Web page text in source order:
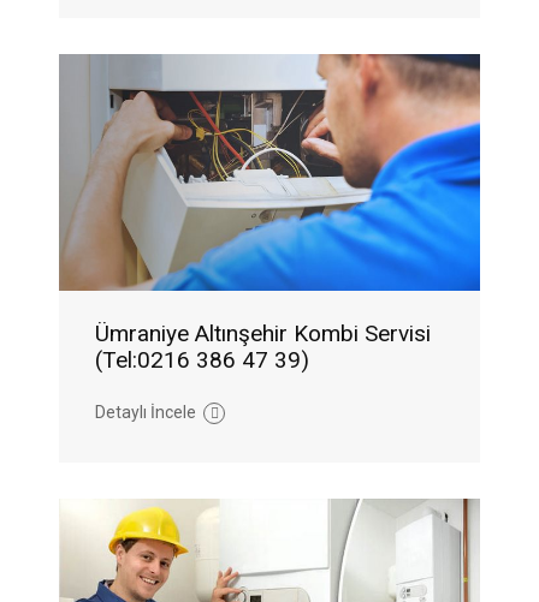
Ümraniye Altınşehir Kombi Servisi
(Tel:0216 386 47 39)
Detaylı İncele